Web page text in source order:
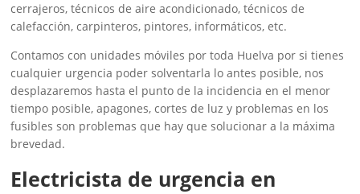
cerrajeros, técnicos de aire acondicionado, técnicos de
calefacción, carpinteros, pintores, informáticos, etc.
Contamos con unidades móviles por toda Huelva por si tienes
cualquier urgencia poder solventarla lo antes posible, nos
desplazaremos hasta el punto de la incidencia en el menor
tiempo posible, apagones, cortes de luz y problemas en los
fusibles son problemas que hay que solucionar a la máxima
brevedad.
Electricista de urgencia en